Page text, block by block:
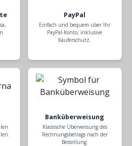
PayPal
Einfach und bequem über Ihr
PayPal-Konto, inklusive
Käuferschutz.
Banküberweisung
Klassische Überweisung des
Rechnungsbetrags nach der
Bestellung.